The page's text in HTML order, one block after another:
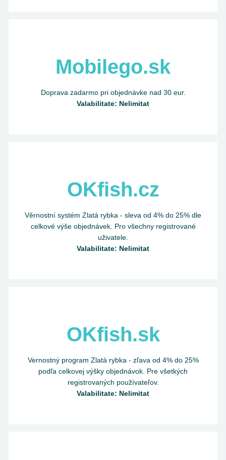
Mobilego.sk
Doprava zadarmo pri objednávke nad 30 eur.
Valabilitate: Nelimitat
OKfish.cz
Věrnostní systém Zlatá rybka - sleva od 4% do 25% dle
celkové výše objednávek. Pro všechny registrované
uživatele.
Valabilitate: Nelimitat
OKfish.sk
Vernostný program Zlatá rybka - zľava od 4% do 25%
podľa celkovej výšky objednávok. Pre všetkých
registrovaných používateľov.
Valabilitate: Nelimitat